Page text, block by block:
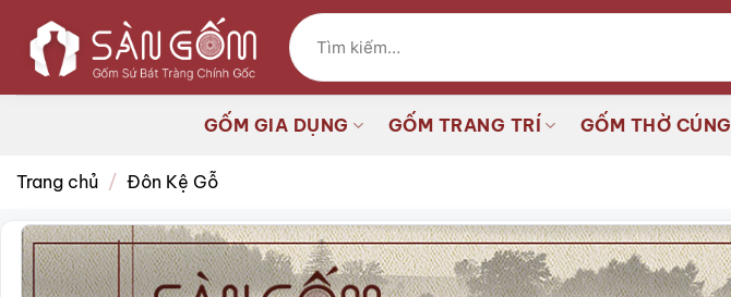
qua
dung
Tìm
kiếm:
GỐM GIA DỤNG GỐM TRANG TRÍ GỐM THỜ CÚNG
Trang chủ / Đôn Kệ Gỗ